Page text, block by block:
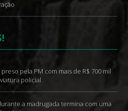
pela PM com mais de R$ 700 mil
policial
a madrugada termina com uma